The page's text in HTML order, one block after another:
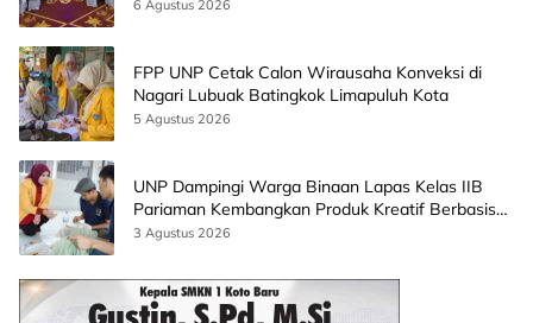
6 Agustus 2026
FPP UNP Cetak Calon Wirausaha Konveksi di
Nagari Lubuak Batingkok Limapuluh Kota
5 Agustus 2026
UNP Dampingi Warga Binaan Lapas Kelas IIB
Pariaman Kembangkan Produk Kreatif Berbasis
AI
3 Agustus 2026